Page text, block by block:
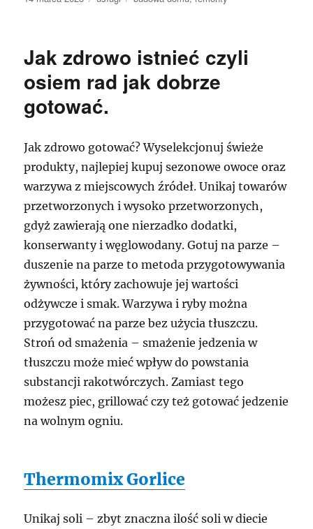
Jak zdrowo istnieć czyli
osiem rad jak dobrze
gotować.
Jak zdrowo gotować? Wyselekcjonuj świeże
produkty, najlepiej kupuj sezonowe owoce oraz
warzywa z miejscowych źródeł. Unikaj towarów
przetworzonych i wysoko przetworzonych,
gdyż zawierają one nierzadko dodatki,
konserwanty i węglowodany. Gotuj na parze –
duszenie na parze to metoda przygotowywania
żywności, który zachowuje jej wartości
odżywcze i smak. Warzywa i ryby można
przygotować na parze bez użycia tłuszczu.
Stroń od smażenia – smażenie jedzenia w
tłuszczu może mieć wpływ do powstania
substancji rakotwórczych. Zamiast tego
możesz piec, grillować czy też gotować jedzenie
na wolnym ogniu.
Thermomix Gorlice
Unikaj soli – zbyt znaczna ilość soli w diecie